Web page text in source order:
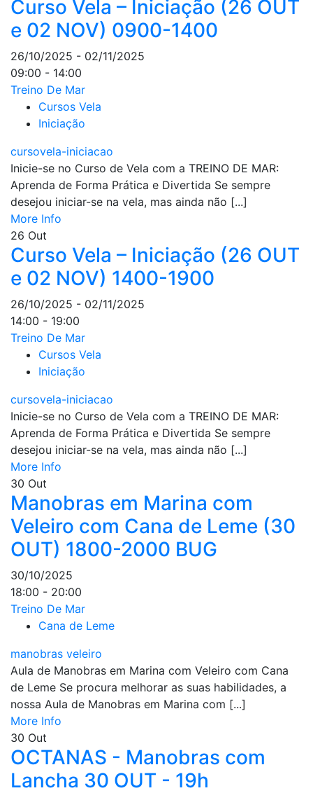
Curso Vela – Iniciação (26 OUT
e 02 NOV) 0900-1400
26/10/2025 - 02/11/2025
09:00 - 14:00
Treino De Mar
Cursos Vela
Iniciação
cursovela-iniciacao
Inicie-se no Curso de Vela com a TREINO DE MAR:
Aprenda de Forma Prática e Divertida Se sempre
desejou iniciar-se na vela, mas ainda não [...]
More Info
26 Out
Curso Vela – Iniciação (26 OUT
e 02 NOV) 1400-1900
26/10/2025 - 02/11/2025
14:00 - 19:00
Treino De Mar
Cursos Vela
Iniciação
cursovela-iniciacao
Inicie-se no Curso de Vela com a TREINO DE MAR:
Aprenda de Forma Prática e Divertida Se sempre
desejou iniciar-se na vela, mas ainda não [...]
More Info
30 Out
Manobras em Marina com
Veleiro com Cana de Leme (30
OUT) 1800-2000 BUG
30/10/2025
18:00 - 20:00
Treino De Mar
Cana de Leme
manobras veleiro
Aula de Manobras em Marina com Veleiro com Cana
de Leme Se procura melhorar as suas habilidades, a
nossa Aula de Manobras em Marina com [...]
More Info
30 Out
OCTANAS - Manobras com
Lancha 30 OUT - 19h